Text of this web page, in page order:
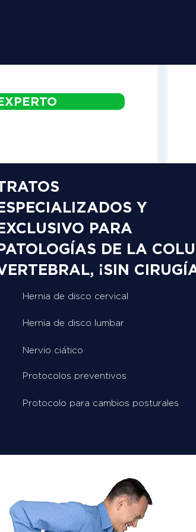
Y
PARA
DE LA
¡SIN
Hernia de disco cervical
Hernia de disco lumbar
Nervio ciático
Protocolos preventivos
Protocolo para cambios posturales